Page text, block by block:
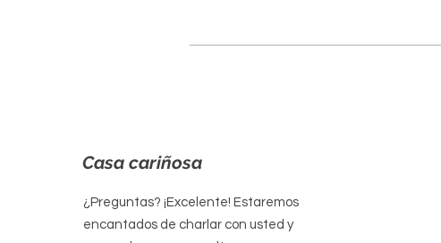
Casa cariñosa
¿Preguntas? ¡Excelente! Estaremos
encantados de charlar con usted y